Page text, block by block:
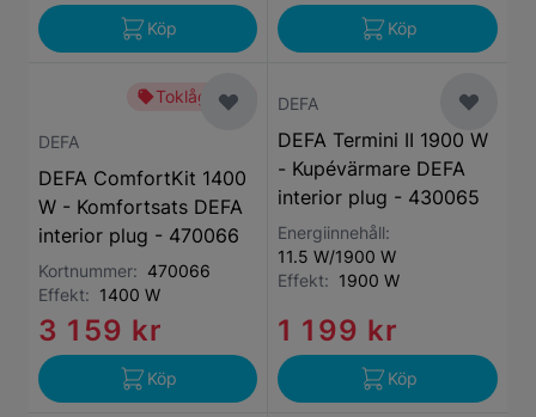
Köp Köp
Toklågt pris
DEFA
DEFA ComfortKit 1400
W - Komfortsats DEFA
interior plug - 470066
Kortnummer: 470066
Effekt: 1400 W
3 159 kr
Köp
DEFA
DEFA Termini II 1900 W
- Kupévärmare DEFA
interior plug - 430065
Energiinnehåll:
11.5 W/1900 W
Effekt: 1900 W
1 199 kr
Köp